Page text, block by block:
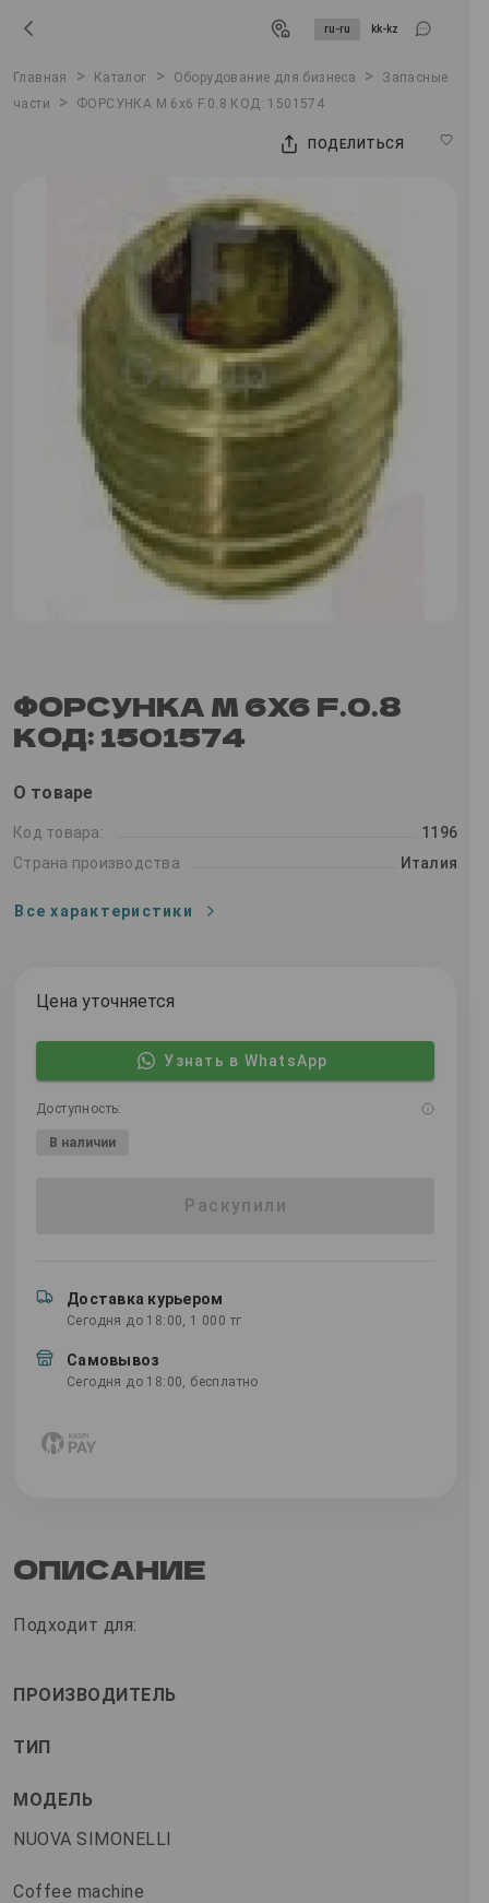
ru-ru kk-kz
Главная > Каталог > Оборудование для бизнеса >
Запасные
части
> ФОРСУНКА M 6x6 F.0.8 КОД: 1501574
ПОДЕЛИТЬСЯ
ФОРСУНКА M 6X6 F.0.8
КОД: 1501574
О товаре
Код товара:
1196
Страна производства
Италия
Все характеристики
Цена уточняется
Узнать в WhatsApp
Доступность:
В наличии
Раскупили
Доставка курьером
Сегодня до 18:00, 1 000 тг
Самовывоз
Сегодня до 18:00, бесплатно
ОПИСАНИЕ
Подходит для:
ПРОИЗВОДИТЕЛЬ
ТИП
МОДЕЛЬ
NUOVA SIMONELLI
Coffee machine